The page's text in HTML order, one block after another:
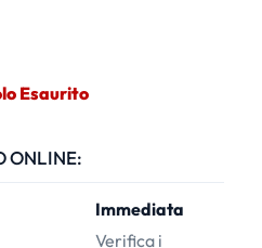
Esaurito
ONLINE:
Immediata
Verifica i